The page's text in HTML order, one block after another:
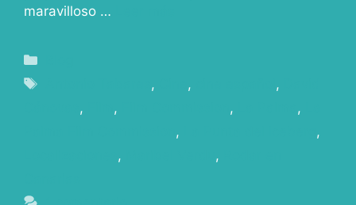
maravilloso …
, , ,
, , , ,
,
,
, ,